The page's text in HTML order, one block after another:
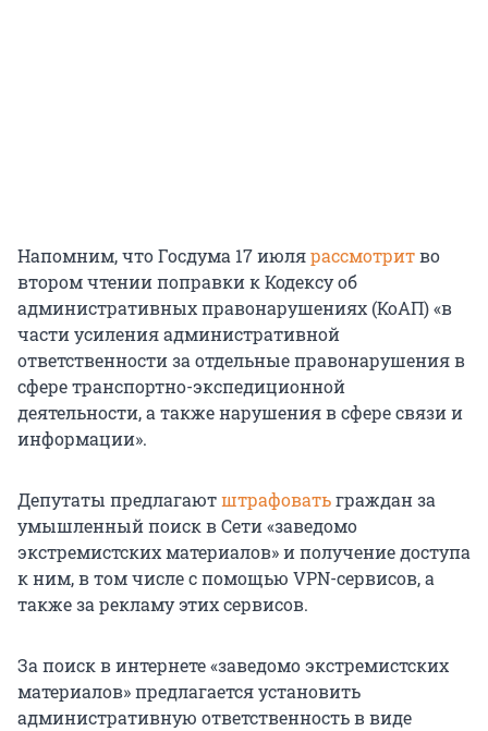
Напомним, что Госдума 17 июлярассмотритво
втором чтении поправки к Кодексу об
административных правонарушениях (КоАП) «в
части усиления административной
ответственности за отдельные правонарушения в
сфере транспортно-экспедиционной
деятельности, а также нарушения в сфере связи и
информации».
Депутаты предлагаютштрафоватьграждан за
умышленный поиск в Сети «заведомо
экстремистских материалов» и получение доступа
к ним, в том числе с помощью VPN-сервисов, а
также за рекламу этих сервисов.
За поиск в интернете «заведомо экстремистских
материалов» предлагается установить
административную ответственность в виде